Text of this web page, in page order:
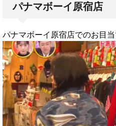
パナマボーイ原宿店
パナマボーイ原宿店でのお目当